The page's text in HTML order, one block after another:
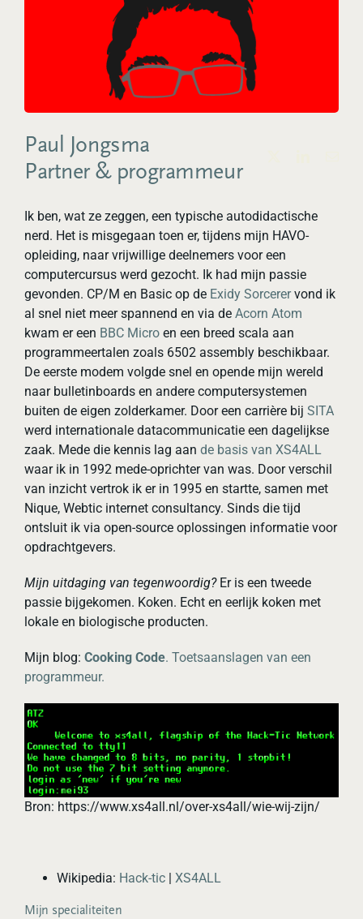
Paul Jongsma
Partner & programmeur
Ik ben, wat ze zeggen, een typische autodidactische
nerd. Het is misgegaan toen er, tijdens mijn HAVO-
opleiding, naar vrijwillige deelnemers voor een
computercursus werd gezocht. Ik had mijn passie
gevonden. CP/M en Basic op de Exidy Sorcerervond ik
al snel niet meer spannend en via de Acorn Atom
kwam er een BBC Micro en een breed scala aan
programmeertalen zoals 6502 assembly beschikbaar.
De eerste modem volgde snel en opende mijn wereld
naar bulletinboards en andere computersystemen
buiten de eigen zolderkamer. Door een carrière bij SITA
werd internationale datacommunicatie een dagelijkse
zaak. Mede die kennis lag aan de basis van XS4ALL
waar ik in 1992 mede-oprichter van was. Door verschil
van inzicht vertrok ik er in 1995 en startte, samen met
Nique, Webtic internet consultancy. Sinds die tijd
ontsluit ik via open-source oplossingen informatie voor
opdrachtgevers.
Mijn uitdaging van tegenwoordig?Er is een tweede
passie bijgekomen. Koken. Echt en eerlijk koken met
lokale en biologische producten.
Mijn blog: Cooking Code. Toetsaanslagen van een
programmeur.
Bron: https://www.xs4all.nl/over-xs4all/wie-wij-zijn/
Wikipedia: Hack-tic XS4ALL
Mijn specialiteiten